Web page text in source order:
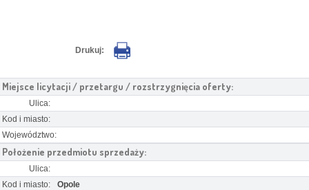
Drukuj:
Miejsce licytacji / przetargu / rozstrzygnięcia oferty:
Ulica:
Kod i miasto:
Województwo:
Położenie przedmiotu sprzedaży:
Ulica:
Kod i miasto:
Opole